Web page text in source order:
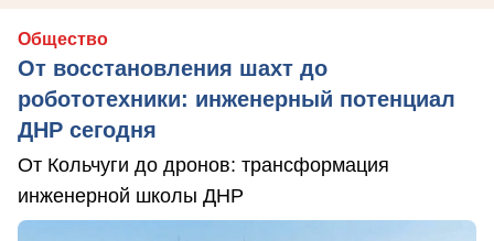
Общество
От восстановления шахт до
робототехники: инженерный потенциал
ДНР сегодня
От Кольчуги до дронов: трансформация
инженерной школы ДНР